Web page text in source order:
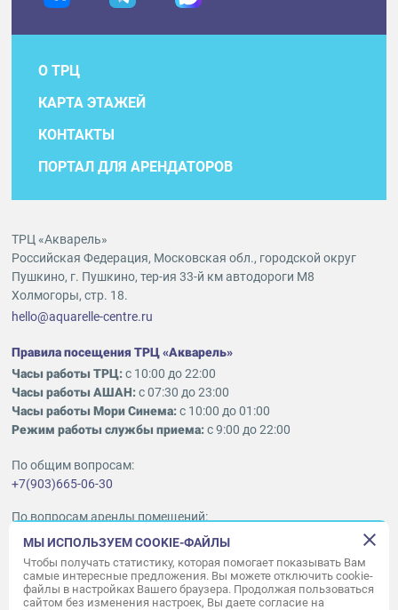
О ТРЦ
КАРТА ЭТАЖЕЙ
КОНТАКТЫ
ПОРТАЛ ДЛЯ АРЕНДАТОРОВ
ТРЦ «Акварель»
Российская Федерация, Московская обл., городской округ
Пушкино, г. Пушкино, тер-ия 33-й км автодороги М8
Холмогоры, стр. 18.
hello@aquarelle-centre.ru
Правила посещения ТРЦ «Акварель»
Часы работы ТРЦ:с 10:00 до 22:00
Часы работы АШАН:с 07:30 до 23:00
Часы работы Мори Синема:с 10:00 до 01:00
Режим работы службы приема:с 9:00 до 22:00
По общим вопросам:
+7(903)665-06-30
По вопросам аренды помещений:
ukleykina@nhood.com
+7(903)665-98-78
© ООО «Акварель» 2010–2026.
МЫ ИСПОЛЬЗУЕМ COOKIE-ФАЙЛЫ
Чтобы получать статистику, которая помогает показывать Вам
самые интересные предложения. Вы можете отключить cookie-
файлы в настройках Вашего браузера. Продолжая пользоваться
сайтом без изменения настроек, Вы даете согласие на